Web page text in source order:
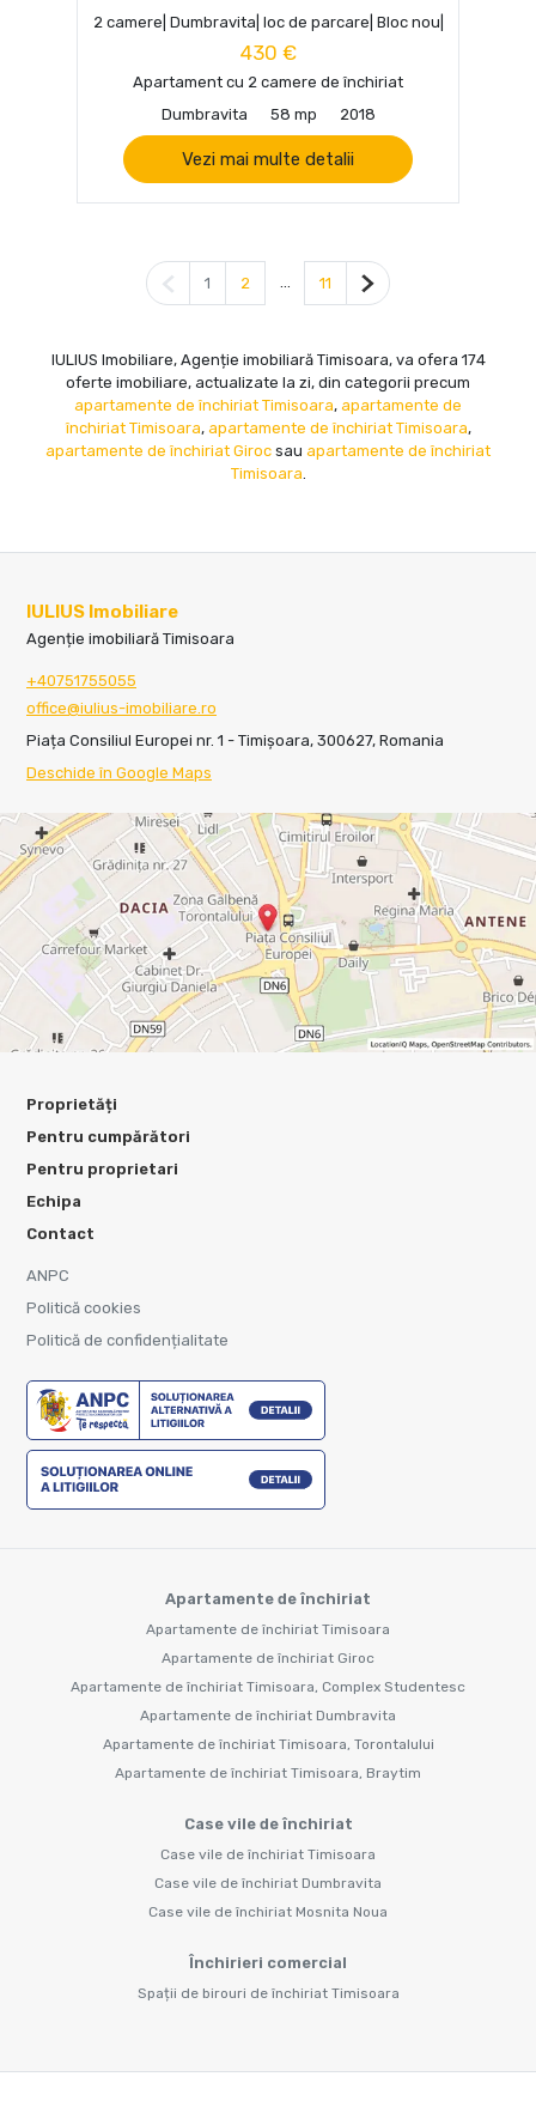
2 camere| Dumbravita| loc de parcare| Bloc nou|
430 €
Apartament cu 2 camere de închiriat
Dumbravita
58 mp 2018
Vezi mai multe detalii
Pagina anterioară
1 2 11 Pagina următoare
IULIUS Imobiliare, Agenție imobiliară Timisoara, va ofera 174
oferte imobiliare, actualizate la zi, din categorii precum
apartamente de închiriat Timisoara, apartamente de
închiriat Timisoara, apartamente de închiriat Timisoara,
apartamente de închiriat Giroc sau apartamente de închiriat
Timisoara
IULIUS Imobiliare
Agenție imobiliară Timisoara
+40751755055
office@iulius-imobiliare.ro
Piața Consiliul Europei nr. 1 - Timișoara, 300627, Romania
Deschide în Google Maps
Proprietăți
Pentru cumpărători
Pentru proprietari
Echipa
Contact
ANPC
Politică cookies
Politică de confidențialitate
Apartamente de închiriat
Apartamente de închiriat Timisoara
Apartamente de închiriat Giroc
Apartamente de închiriat Timisoara, Complex Studentesc
Apartamente de închiriat Dumbravita
Apartamente de închiriat Timisoara, Torontalului
Apartamente de închiriat Timisoara, Braytim
Case vile de închiriat
Case vile de închiriat Timisoara
Case vile de închiriat Dumbravita
Case vile de închiriat Mosnita Noua
Închirieri comercial
Spații de birouri de închiriat Timisoara